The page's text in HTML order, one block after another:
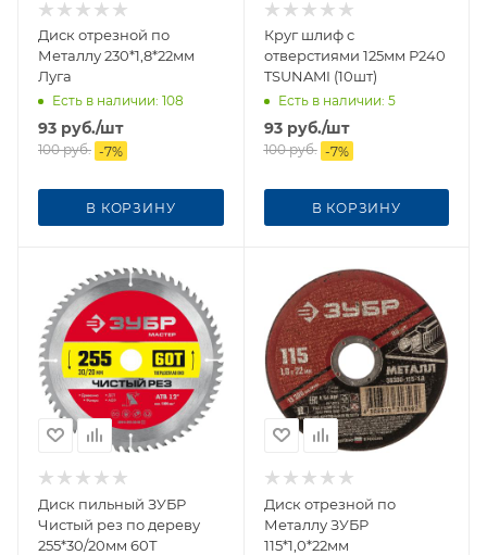
Диск отрезной по
Металлу 230*1,8*22мм
Луга
Есть в наличии: 108
93 руб./шт
100руб. -7%
В КОРЗИНУ
Круг шлиф c
отверстиями 125мм Р240
TSUNAMI (10шт)
Есть в наличии: 5
93руб./шт
100руб. -7%
В КОРЗИНУ
Диск пильный ЗУБР
Чистый рез по дереву
255*30/20мм 60Т
Диск отрезной по
Металлу ЗУБР
115*1,0*22мм